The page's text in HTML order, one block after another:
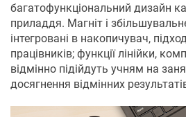
багатофункціональний дизайн
приладдя. Магніт і
інтегровані в накопичувач,
працівників; функції лінійки,
відмінно підійдуть учням на
досягнення відмінних